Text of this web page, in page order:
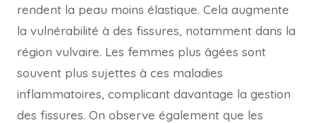
rendent la peau moins élastique. Cela augmente
la vulnérabilité à des fissures, notamment dans la
région vulvaire. Les femmes plus âgées sont
souvent plus sujettes à ces maladies
inflammatoires, complicant davantage la gestion
des fissures. On observe également que les